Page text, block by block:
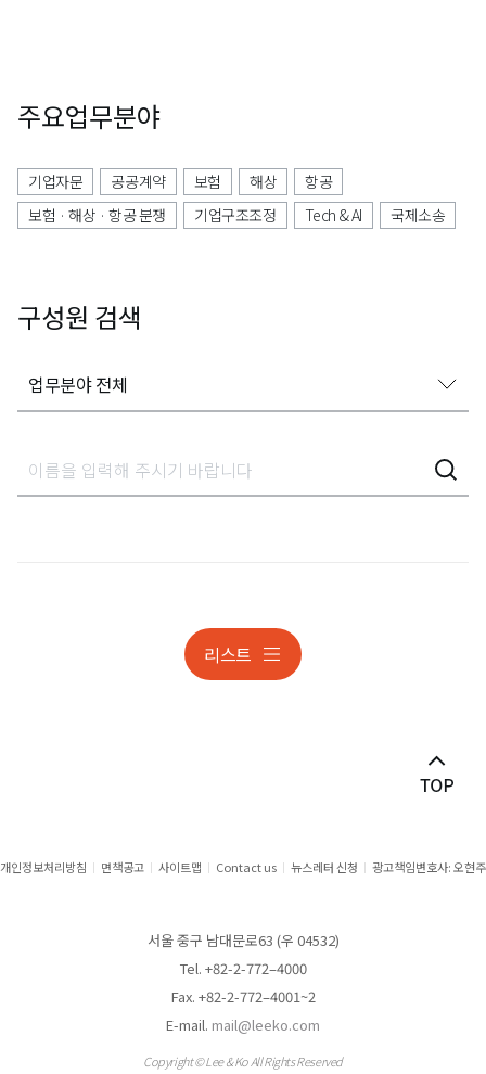
주요업무분야
기업자문 공공계약 보험 해상
항공
보험 · 해상 · 항공 분쟁
기업구조조정 Tech & AI 국제소송
구성원 검색
업무분야 전체
가사상속분쟁
개인정보 조사대응 및 분쟁리스트
개인정보처리방침 면책공고 사이트맵 Contact us 뉴스레터 신청 광고책임변호사: 오현주
서울 중구 남대문로63 (우 04532)
Tel. +82-2-772–4000
Fax. +82-2-772–4001~2
E-mail. mail@leeko.com
Copyright © Lee & Ko All Rights Reserved